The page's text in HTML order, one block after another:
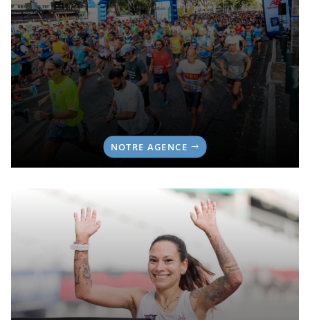
NOTRE AGENCE